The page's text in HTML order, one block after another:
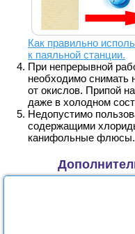
Как правильно
к паяльной станции.
При непрерывной
необходимо снимать
от окислов. Припой
даже в холодном
Недопустимо
содержащими
канифольные флюсы.